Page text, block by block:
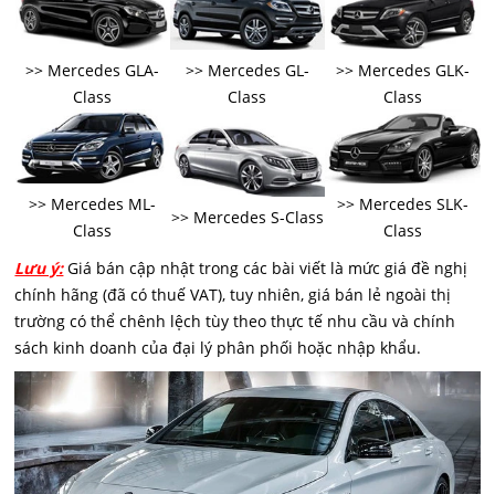
>> Mercedes GLA-
Class
>> Mercedes GL-
Class
>> Mercedes GLK-
Class
>> Mercedes ML-
Class
>> Mercedes S-Class
>> Mercedes SLK-
Class
Lưu ý:Giá bán cập nhật trong các bài viết là mức giá đề nghị
chính hãng (đã có thuế VAT), tuy nhiên, giá bán lẻ ngoài thị
trường có thể chênh lệch tùy theo thực tế nhu cầu và chính
sách kinh doanh của đại lý phân phối hoặc nhập khẩu.